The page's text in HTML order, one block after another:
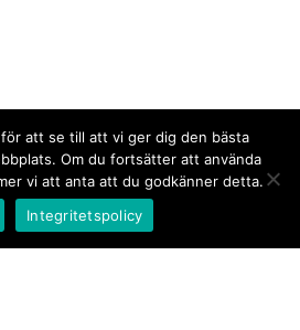
att se till att vi ger dig den bästa
Om du fortsätter att använda
vi att anta att du godkänner detta.
Integritetspolicy